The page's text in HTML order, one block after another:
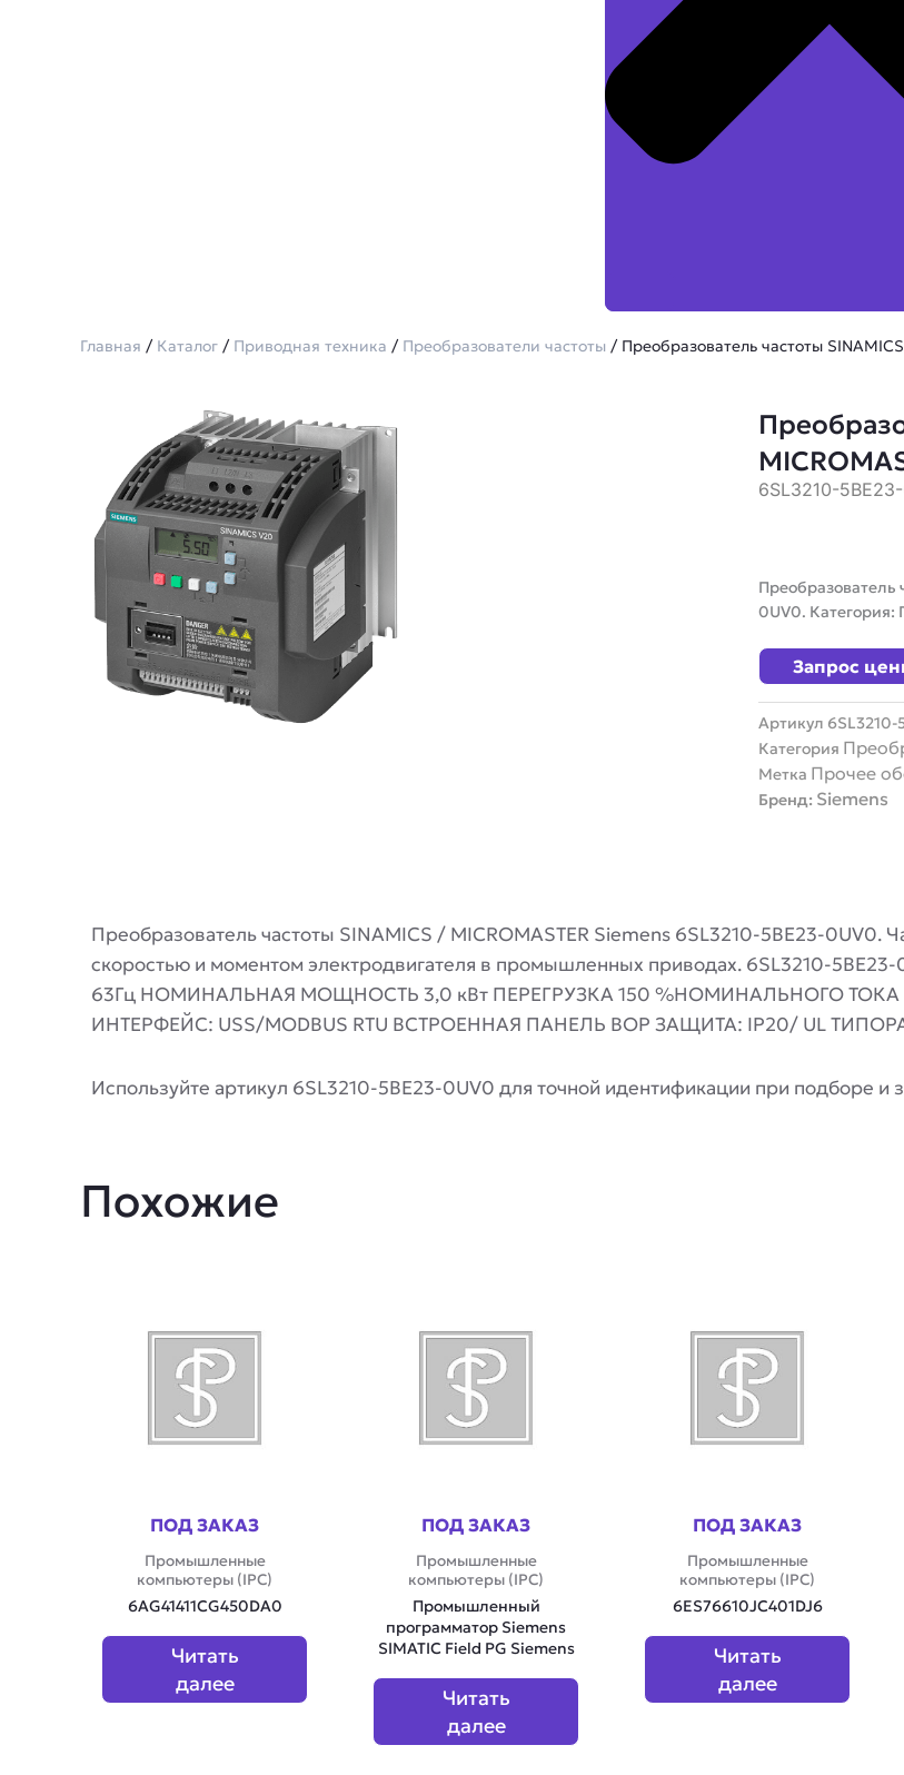
Главная / Каталог / Приводная техника / Преобразователи частоты / Преобразователь частоты
6SL3210-
Преобразователь
0UV0. Категория:
Запрос
Артикул 6SL3210-
Категория
Метка Прочее
Бренд: Siemens
Преобразователь частоты SINAMICS / MICROMASTER Siemens 6SL3210-5BE23-0UV0.
скоростью и моментом электродвигателя в промышленных приводах. 6SL3210-
63Гц НОМИНАЛЬНАЯ МОЩНОСТЬ 3,0 кВт ПЕРЕГРУЗКА 150 %НОМИНАЛЬНОГО ТОКА
ИНТЕРФЕЙС: USS/MODBUS RTU ВСТРОЕННАЯ ПАНЕЛЬ BOP ЗАЩИТА: IP20/ UL
Используйте артикул 6SL3210-5BE23-0UV0 для точной идентификации при подборе и
Похожие
ПОД ЗАКАЗ
Промышленные
компьютеры (IPC)
6AG41411CG450DA0
Читать
далее
ПОД ЗАКАЗ
Промышленные
компьютеры (IPC)
Промышленный
программатор Siemens
SIMATIC Field PG Siemens
Читать
далее
ПОД ЗАКАЗ
Промышленные
компьютеры (IPC)
6ES76610JC401DJ6
Читать
далее